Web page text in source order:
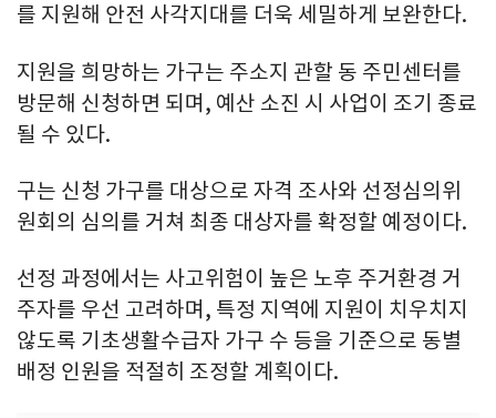
를 지원해 안전 사각지대를 더욱 세밀하게 보완한다.
지원을 희망하는 가구는 주소지 관할 동 주민센터를
방문해 신청하면 되며, 예산 소진 시 사업이 조기 종료
될 수 있다.
구는 신청 가구를 대상으로 자격 조사와 선정심의위
원회의 심의를 거쳐 최종 대상자를 확정할 예정이다.
선정 과정에서는 사고위험이 높은 노후 주거환경 거
주자를 우선 고려하며, 특정 지역에 지원이 치우치지
않도록 기초생활수급자 가구 수 등을 기준으로 동별
배정 인원을 적절히 조정할 계획이다.